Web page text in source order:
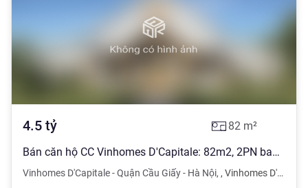
4.5 tỷ 82 m²
Bán căn hộ CC Vinhomes D'Capitale: 82m2, 2PN ban công view hồ & CV giá 4.5 tỷ. LH: 0936031229
Vinhomes D'Capitale - Quận Cầu Giấy - Hà Nội, , Vinhomes D'Capitale - Quận Cầu Giấy - Hà Nội